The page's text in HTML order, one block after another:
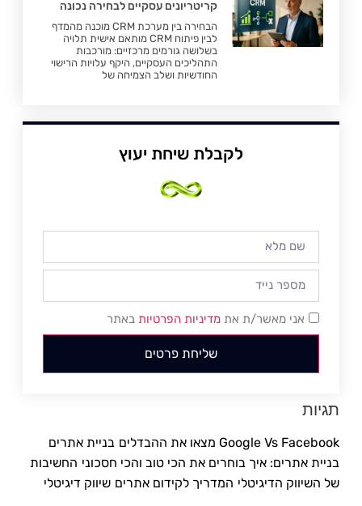
קריטריונים עסקיים לבחירה נכונה
הבחירה בין מערכת CRM מוכנה מהמדף
לבין פיתוח CRM מותאם אישית תלויה
בשלושה גורמים מרכזיים: מורכבות
התהליכים העסקיים, היקף עלויות הרישוי
החודשיות ושלב הצמיחה של
לקבלת שיחת יעוץ
אני מאשר/ת את מדיניות הפרטיות באתר
שליחת פרטים
תגיות
Google Vs Facebook מצאו את ההבדלים
בניית אתרים
בניית אתרים: איך בוחרים את הכי טוב והכי חסכוני החשיבות
של השיווק הדיגיטלי המדריך לקידום אתרים שיווק דיגיטלי